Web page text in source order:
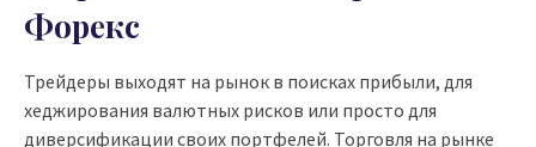
Форекс
Трейдеры выходят на рынок в поисках прибыли, для
хеджирования валютных рисков или просто для
диверсификации своих портфелей. Торговля на рынке